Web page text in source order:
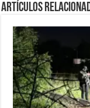
Artículos